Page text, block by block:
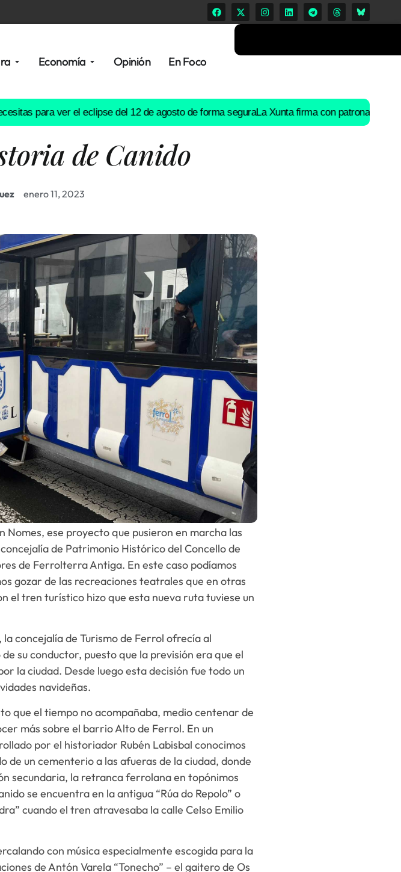
Economía Opinión En Foco
para ver el eclipse del 12 de agosto de forma seguraLa Xunta firma con patronal y UGT
de Canido
enero 11, 2023
ese proyecto que pusieron en marcha las
de Patrimonio Histórico del Concello de
de Ferrolterra Antiga. En este caso podíamos
gozar de las recreaciones teatrales que en otras
el tren turístico hizo que esta nueva ruta tuviese un
concejalía de Turismo de Ferrol ofrecía al
su conductor, puesto que la previsión era que el
la ciudad. Desde luego esta decisión fue todo un
navideñas.
que el tiempo no acompañaba, medio centenar de
más sobre el barrio Alto de Ferrol. En un
por el historiador Rubén Labisbal conocimos
de un cementerio a las afueras de la ciudad, donde
secundaria, la retranca ferrolana en topónimos
se encuentra en la antigua “Rúa do Repolo” o
cuando el tren atravesaba la calle Celso Emilio
con música especialmente escogida para la
de Antón Varela “Tonecho” – el gaitero de Os